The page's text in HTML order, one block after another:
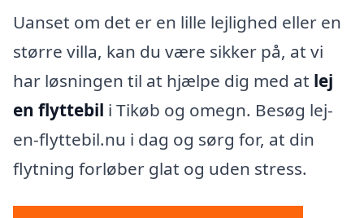
Uanset om det er en lille lejlighed eller en
større villa, kan du være sikker på, at vi
har løsningen til at hjælpe dig med at lej
en flyttebil i Tikøb og omegn. Besøg lej-
en-flyttebil.nu i dag og sørg for, at din
flytning forløber glat og uden stress.